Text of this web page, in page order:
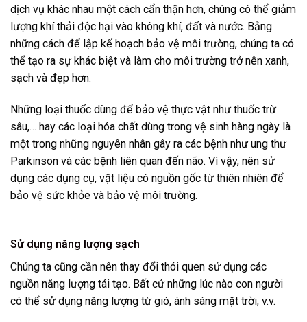
dịch vụ khác nhau một cách cẩn thận hơn, chúng có thể giảm
lượng khí thải độc hại vào không khí, đất và nước. Bằng
những cách để lập kế hoạch bảo vệ môi trường, chúng ta có
thể tạo ra sự khác biệt và làm cho môi trường trở nên xanh,
sạch và đẹp hơn.
Những loại thuốc dùng để bảo vệ thực vật như thuốc trừ
sâu,… hay các loại hóa chất dùng trong vệ sinh hàng ngày là
một trong những nguyên nhân gây ra các bệnh như ung thư
Parkinson và các bệnh liên quan đến não. Vì vậy, nên sử
dụng các dụng cụ, vật liệu có nguồn gốc từ thiên nhiên để
bảo vệ sức khỏe và bảo vệ môi trường.
Sử dụng năng lượng sạch
Chúng ta cũng cần nên thay đổi thói quen sử dụng các
nguồn năng lượng tái tạo. Bất cứ những lúc nào con người
có thể sử dụng năng lượng từ gió, ánh sáng mặt trời, v.v.